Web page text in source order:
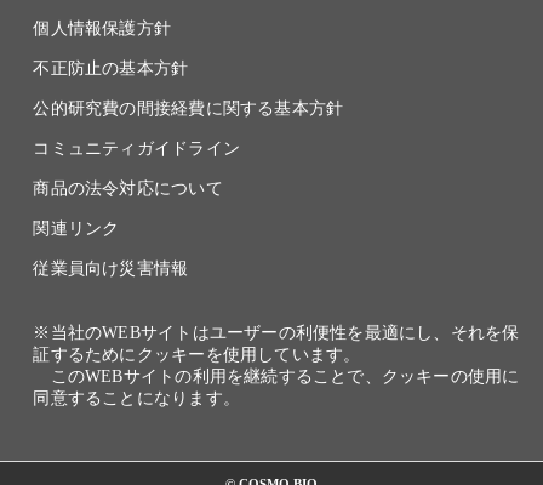
個人情報保護方針
不正防止の基本方針
公的研究費の間接経費に関する基本方針
コミュニティガイドライン
商品の法令対応について
関連リンク
従業員向け災害情報
※当社のWEBサイトはユーザーの利便性を最適にし、それを保
証するためにクッキーを使用しています。
このWEBサイトの利用を継続することで、クッキーの使用に
同意することになります。